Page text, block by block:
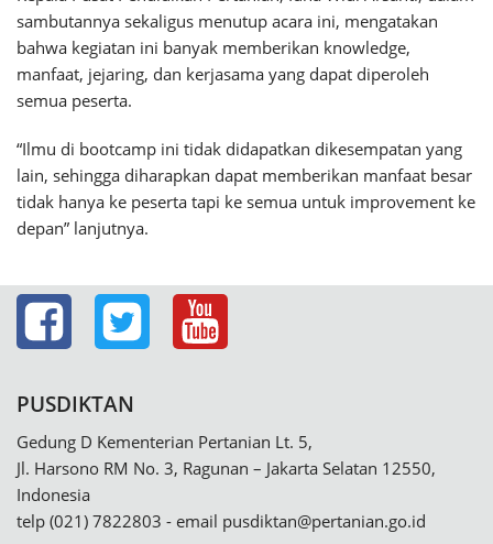
sambutannya sekaligus menutup acara ini, mengatakan
bahwa kegiatan ini banyak memberikan knowledge,
manfaat, jejaring, dan kerjasama yang dapat diperoleh
semua peserta.
“Ilmu di bootcamp ini tidak didapatkan dikesempatan yang
lain, sehingga diharapkan dapat memberikan manfaat besar
tidak hanya ke peserta tapi ke semua untuk improvement ke
depan” lanjutnya.
PUSDIKTAN
Gedung D Kementerian Pertanian Lt. 5,
Jl. Harsono RM No. 3, Ragunan – Jakarta Selatan 12550,
Indonesia
telp (021) 7822803 - email pusdiktan@pertanian.go.id